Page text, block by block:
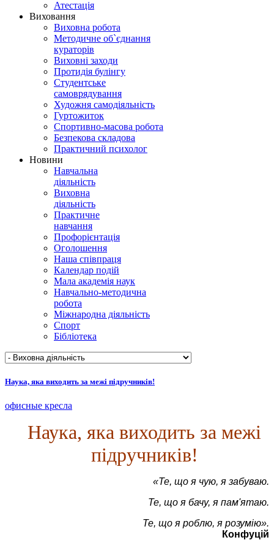
Атестація
Виховання
Виховна робота
Методичне об`єднання
кураторів
Виховні заходи
Протидія булінгу
Студентське
самоврядування
Художня самодіяльність
Гуртожиток
Спортивно-масова робота
Безпекова складова
Практичний психолог
Новини
Навчальна
діяльність
Виховна
діяльність
Практичне
навчання
Профорієнтація
Оголошення
Наша співпраця
Календар подій
Мала академія наук
Навчально-методична
робота
Міжнародна діяльність
Спорт
Бібліотека
Наука, яка виходить за межі підручників!
офисные кресла
Наука, яка виходить за межі
підручників!
«Те, що я чую, я забуваю.
Те, що я бачу, я пам'ятаю.
Те, що я роблю, я розумію».
Конфуцій